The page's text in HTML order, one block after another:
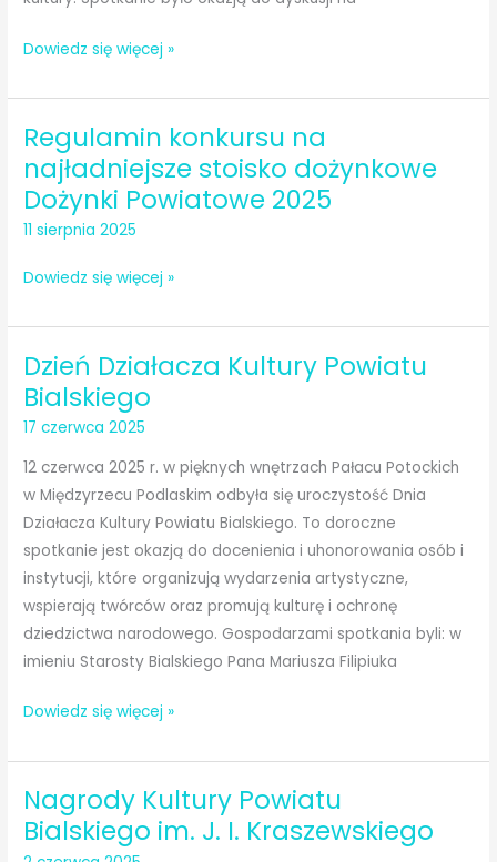
Konferencja
Janowie
Podlaskim
Dowiedz się więcej »
Regulamin konkursu na
najładniejsze stoisko dożynkowe
Dożynki Powiatowe 2025
11 sierpnia 2025
Regulamin
na
najładniejsze
stoisko
Powiatowe
2025
Dowiedz się więcej »
Dzień Działacza Kultury Powiatu
Bialskiego
17 czerwca 2025
12 czerwca 2025 r. w pięknych wnętrzach Pałacu Potockich
w Międzyrzecu Podlaskim odbyła się uroczystość Dnia
Działacza Kultury Powiatu Bialskiego. To doroczne
spotkanie jest okazją do docenienia i uhonorowania osób i
instytucji, które organizują wydarzenia artystyczne,
wspierają twórców oraz promują kulturę i ochronę
dziedzictwa narodowego. Gospodarzami spotkania byli: w
imieniu Starosty Bialskiego Pana Mariusza Filipiuka
Dzień
Kultury
Powiatu
Bialskiego
Dowiedz się więcej »
Nagrody Kultury Powiatu
Bialskiego im. J. I. Kraszewskiego